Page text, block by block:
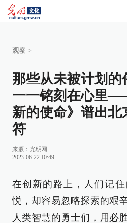
观察 >
那些从未被计划的
一一铭刻在心里
新的使命》谱出北
符
来源： 光明网
2023-06-22 10:49
在创新的路上，人们记
悦，却容易忽略探索的艰
人类智慧的勇士们，用必